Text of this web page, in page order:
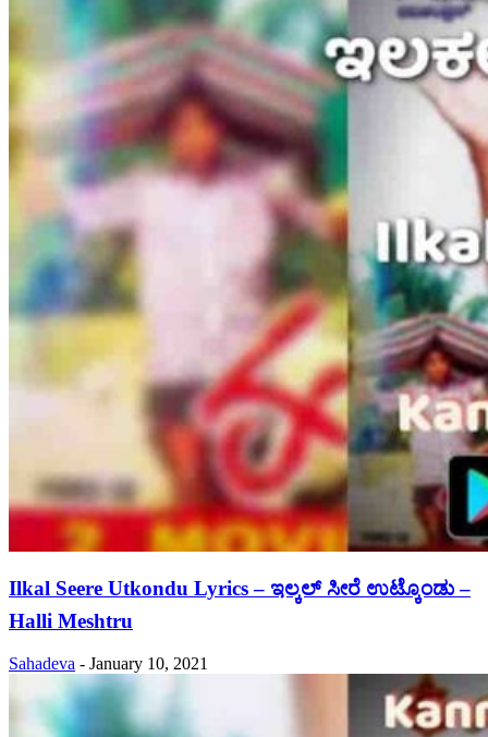
Ilkal Seere Utkondu Lyrics – ಇಲ್ಕಲ್ ಸೀರೆ ಉಟ್ಕೊಂಡು –
Halli Meshtru
Sahadeva - January 10, 2021